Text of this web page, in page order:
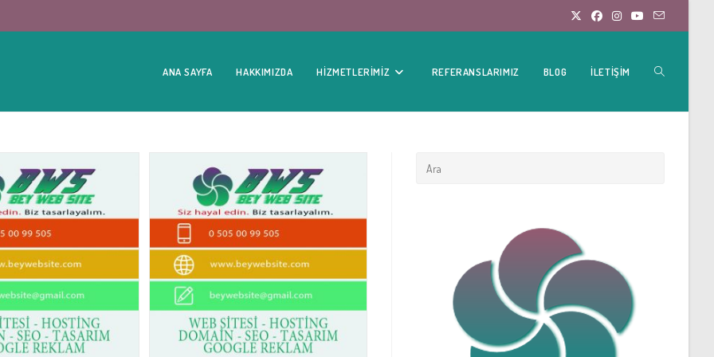
ANA SAYFA HAKKIMIZDA HIZMETLERIMIZ REFERANSLARIMIZ BLOG İLETIŞIM TOGGLE